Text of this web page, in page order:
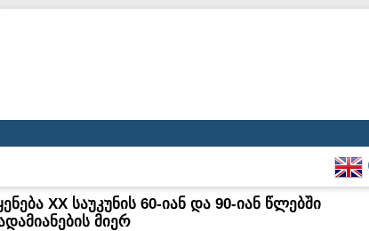
XX საუკუნის 60-იან და 90-იან წლებში
მიერ